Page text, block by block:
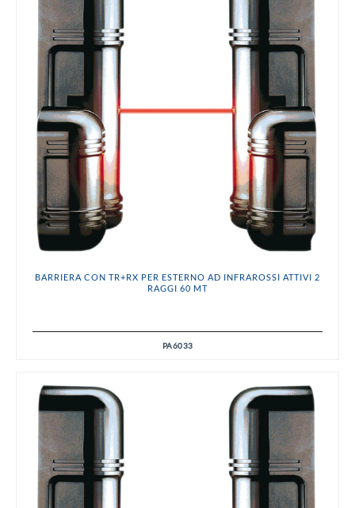
BARRIERA CON TR+RX PER ESTERNO AD INFRAROSSI ATTIVI 2
RAGGI 60 MT
PA6033